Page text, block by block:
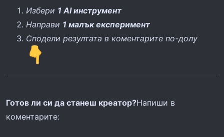
Избери 1 AI инструмент
Направи 1 малък експеримент
Сподели резултата в коментарите по-долу
Готов ли си да станеш креатор?Напиши в
коментарите: